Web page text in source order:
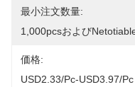
最小注文数量:
1,000pcsおよび
価格:
USD2.33/pc-USD3.97/